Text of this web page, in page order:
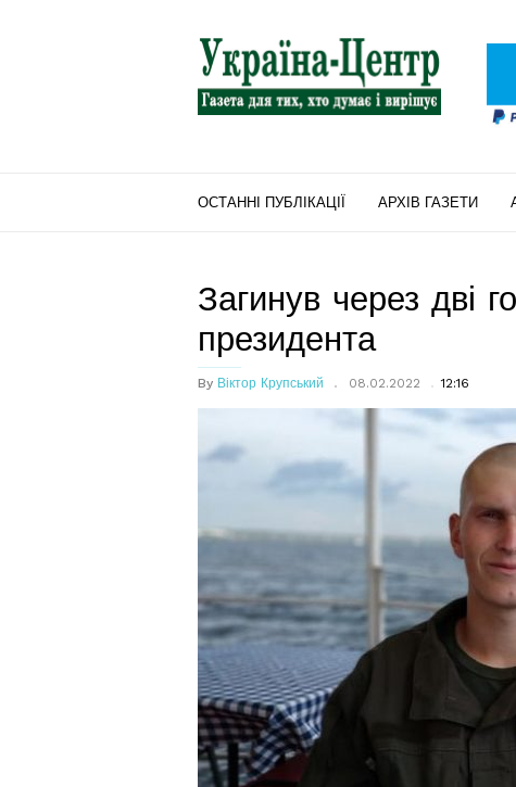
"Україна-
Центр"
ОСТАННІ ПУБЛІКАЦІЇ АРХІВ ГАЗЕТИ
Загинув через дві
президента
By Віктор Крупський 08.02.2022 12:16